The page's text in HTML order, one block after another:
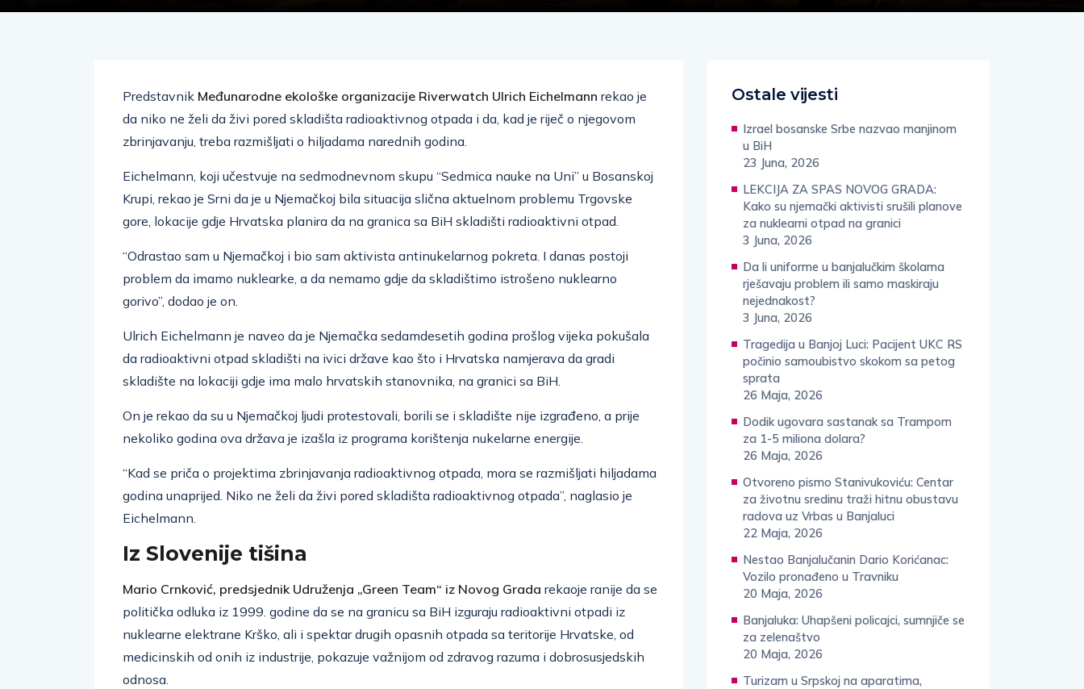
Predstavnik Međunarodne ekološke organizacije Riverwatch Ulrich Eichelmann rekao je
da niko ne želi da živi pored skladišta radioaktivnog otpada i da, kad je riječ o njegovom
zbrinjavanju, treba razmišljati o hiljadama narednih godina.
Eichelmann, koji učestvuje na sedmodnevnom skupu “Sedmica nauke na Uni” u Bosanskoj
Krupi, rekao je Srni da je u Njemačkoj bila situacija slična aktuelnom problemu Trgovske
gore, lokacije gdje Hrvatska planira da na granica sa BiH skladišti radioaktivni otpad.
“Odrastao sam u Njemačkoj i bio sam aktivista antinukelarnog pokreta. I danas postoji
problem da imamo nuklearke, a da nemamo gdje da skladištimo istrošeno nuklearno
gorivo”, dodao je on.
Ulrich Eichelmann je naveo da je Njemačka sedamdesetih godina prošlog vijeka pokušala
da radioaktivni otpad skladišti na ivici države kao što i Hrvatska namjerava da gradi
skladište na lokaciji gdje ima malo hrvatskih stanovnika, na granici sa BiH.
On je rekao da su u Njemačkoj ljudi protestovali, borili se i skladište nije izgrađeno, a prije
nekoliko godina ova država je izašla iz programa korištenja nukelarne energije.
“Kad se priča o projektima zbrinjavanja radioaktivnog otpada, mora se razmišljati hiljadama
godina unaprijed. Niko ne želi da živi pored skladišta radioaktivnog otpada”, naglasio je
Eichelmann.
Iz Slovenije tišina
Mario Crnković, predsjednik Udruženja „Green Team“ iz Novog Grada rekaoje ranije da se
politička odluka iz 1999. godine da se na granicu sa BiH izguraju radioaktivni otpadi iz
nuklearne elektrane Krško, ali i spektar drugih opasnih otpada sa teritorije Hrvatske, od
medicinskih od onih iz industrije, pokazuje važnijom od zdravog razuma i dobrosusjedskih
odnosa.
Ostale vijesti
Izrael bosanske Srbe nazvao manjinom
u BiH
23 Juna, 2026
LEKCIJA ZA SPAS NOVOG GRADA:
Kako su njemački aktivisti srušili planove
za nuklearni otpad na granici
3 Juna, 2026
Da li uniforme u banjalučkim školama
rješavaju problem ili samo maskiraju
nejednakost?
3 Juna, 2026
Tragedija u Banjoj Luci: Pacijent UKC RS
počinio samoubistvo skokom sa petog
sprata
26 Maja, 2026
Dodik ugovara sastanak sa Trampom
za 1-5 miliona dolara?
26 Maja, 2026
Otvoreno pismo Stanivukoviću: Centar
za životnu sredinu traži hitnu obustavu
radova uz Vrbas u Banjaluci
22 Maja, 2026
Nestao Banjalučanin Dario Korićanac:
Vozilo pronađeno u Travniku
20 Maja, 2026
Banjaluka: Uhapšeni policajci, sumnjiče se
za zelenaštvo
20 Maja, 2026
Turizam u Srpskoj na aparatima,